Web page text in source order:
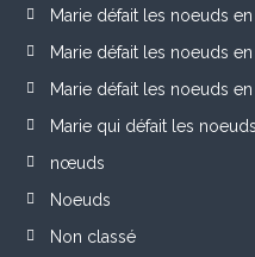
Marie défait les noeuds
Marie défait les noeuds
Marie défait les noeuds
Marie qui défait les
nœuds
Noeuds
Non classé